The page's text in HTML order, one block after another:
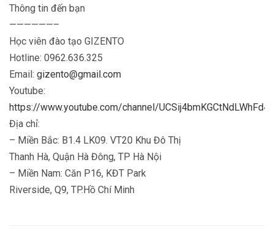
Thông tin đến bạn
——————–
Học viên đào tạo GIZENTO
Hotline: 0962.636.325
Email: gizento@gmail.com
Youtube:
https://www.youtube.com/channel/
Địa chỉ:
– Miền Bắc: B1.4 LK09. VT20 Khu Đô Thị
Thanh Hà, Quận Hà Đông, TP Hà Nội
– Miền Nam: Căn P16, KĐT Park
Riverside, Q9, TP.Hồ Chí Minh